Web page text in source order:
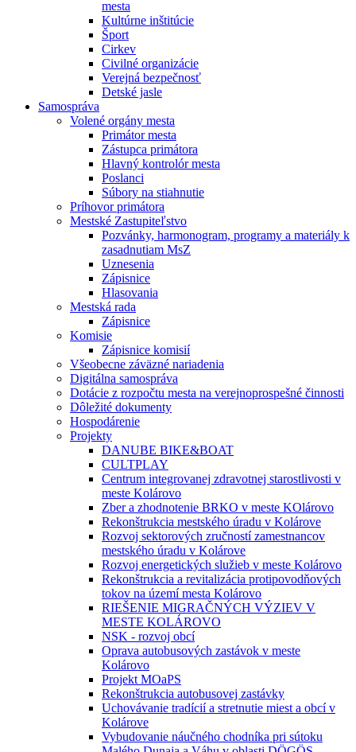
mesta
Kultúrne inštitúcie
Šport
Cirkev
Civilné organizácie
Verejná bezpečnosť
Detské jasle
Samospráva
Volené orgány mesta
Primátor mesta
Zástupca primátora
Hlavný kontrolór mesta
Poslanci
Súbory na stiahnutie
Príhovor primátora
Mestské Zastupiteľstvo
Pozvánky, harmonogram, programy a materiály k
zasadnutiam MsZ
Uznesenia
Zápisnice
Hlasovania
Mestská rada
Zápisnice
Komisie
Zápisnice komisií
Všeobecne záväzné nariadenia
Digitálna samospráva
Dotácie z rozpočtu mesta na verejnoprospešné činnosti
Dôležité dokumenty
Hospodárenie
Projekty
DANUBE BIKE&BOAT
CULTPLAY
Centrum integrovanej zdravotnej starostlivosti v
meste Kolárovo
Zber a zhodnotenie BRKO v meste KOlárovo
Rekonštrukcia mestského úradu v Kolárove
Rozvoj sektorových zručností zamestnancov
mestského úradu v Kolárove
Rozvoj energetických služieb v meste Kolárovo
Rekonštrukcia a revitalizácia protipovodňových
tokov na území mesta Kolárovo
RIEŠENIE MIGRAČNÝCH VÝZIEV V
MESTE KOLÁROVO
NSK - rozvoj obcí
Oprava autobusových zastávok v meste
Kolárovo
Projekt MOaPS
Rekonštrukcia autobusovej zastávky
Uchovávanie tradícií a stretnutie miest a obcí v
Kolárove
Vybudovanie náučného chodníka pri sútoku